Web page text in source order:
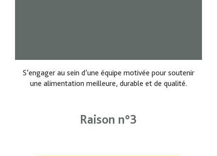
S’engager au sein d’une équipe motivée pour soutenir
une alimentation meilleure, durable et de qualité.
Raison n°3